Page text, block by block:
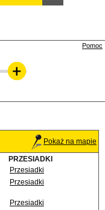
Pomoc
Pokaż na mapie
PRZESIADKI
Przesiadki
Przesiadki
Przesiadki